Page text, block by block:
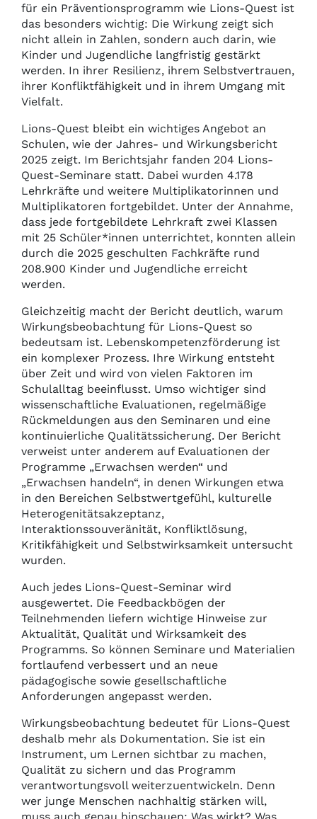
für ein Präventionsprogramm wie Lions-Quest ist
das besonders wichtig: Die Wirkung zeigt sich
nicht allein in Zahlen, sondern auch darin, wie
Kinder und Jugendliche langfristig gestärkt
werden. In ihrer Resilienz, ihrem Selbstvertrauen,
ihrer Konfliktfähigkeit und in ihrem Umgang mit
Vielfalt.
Lions-Quest bleibt ein wichtiges Angebot an
Schulen, wie der Jahres- und Wirkungsbericht
2025 zeigt. Im Berichtsjahr fanden 204 Lions-
Quest-Seminare statt. Dabei wurden 4.178
Lehrkräfte und weitere Multiplikatorinnen und
Multiplikatoren fortgebildet. Unter der Annahme,
dass jede fortgebildete Lehrkraft zwei Klassen
mit 25 Schüler*innen unterrichtet, konnten allein
durch die 2025 geschulten Fachkräfte rund
208.900 Kinder und Jugendliche erreicht
werden.
Gleichzeitig macht der Bericht deutlich, warum
Wirkungsbeobachtung für Lions-Quest so
bedeutsam ist. Lebenskompetenzförderung ist
ein komplexer Prozess. Ihre Wirkung entsteht
über Zeit und wird von vielen Faktoren im
Schulalltag beeinflusst. Umso wichtiger sind
wissenschaftliche Evaluationen, regelmäßige
Rückmeldungen aus den Seminaren und eine
kontinuierliche Qualitätssicherung. Der Bericht
verweist unter anderem auf Evaluationen der
Programme „Erwachsen werden“ und
„Erwachsen handeln“, in denen Wirkungen etwa
in den Bereichen Selbstwertgefühl, kulturelle
Heterogenitätsakzeptanz,
Interaktionssouveränität, Konfliktlösung,
Kritikfähigkeit und Selbstwirksamkeit untersucht
wurden.
Auch jedes Lions-Quest-Seminar wird
ausgewertet. Die Feedbackbögen der
Teilnehmenden liefern wichtige Hinweise zur
Aktualität, Qualität und Wirksamkeit des
Programms. So können Seminare und Materialien
fortlaufend verbessert und an neue
pädagogische sowie gesellschaftliche
Anforderungen angepasst werden.
Wirkungsbeobachtung bedeutet für Lions-Quest
deshalb mehr als Dokumentation. Sie ist ein
Instrument, um Lernen sichtbar zu machen,
Qualität zu sichern und das Programm
verantwortungsvoll weiterzuentwickeln. Denn
wer junge Menschen nachhaltig stärken will,
muss auch genau hinschauen: Was wirkt? Was